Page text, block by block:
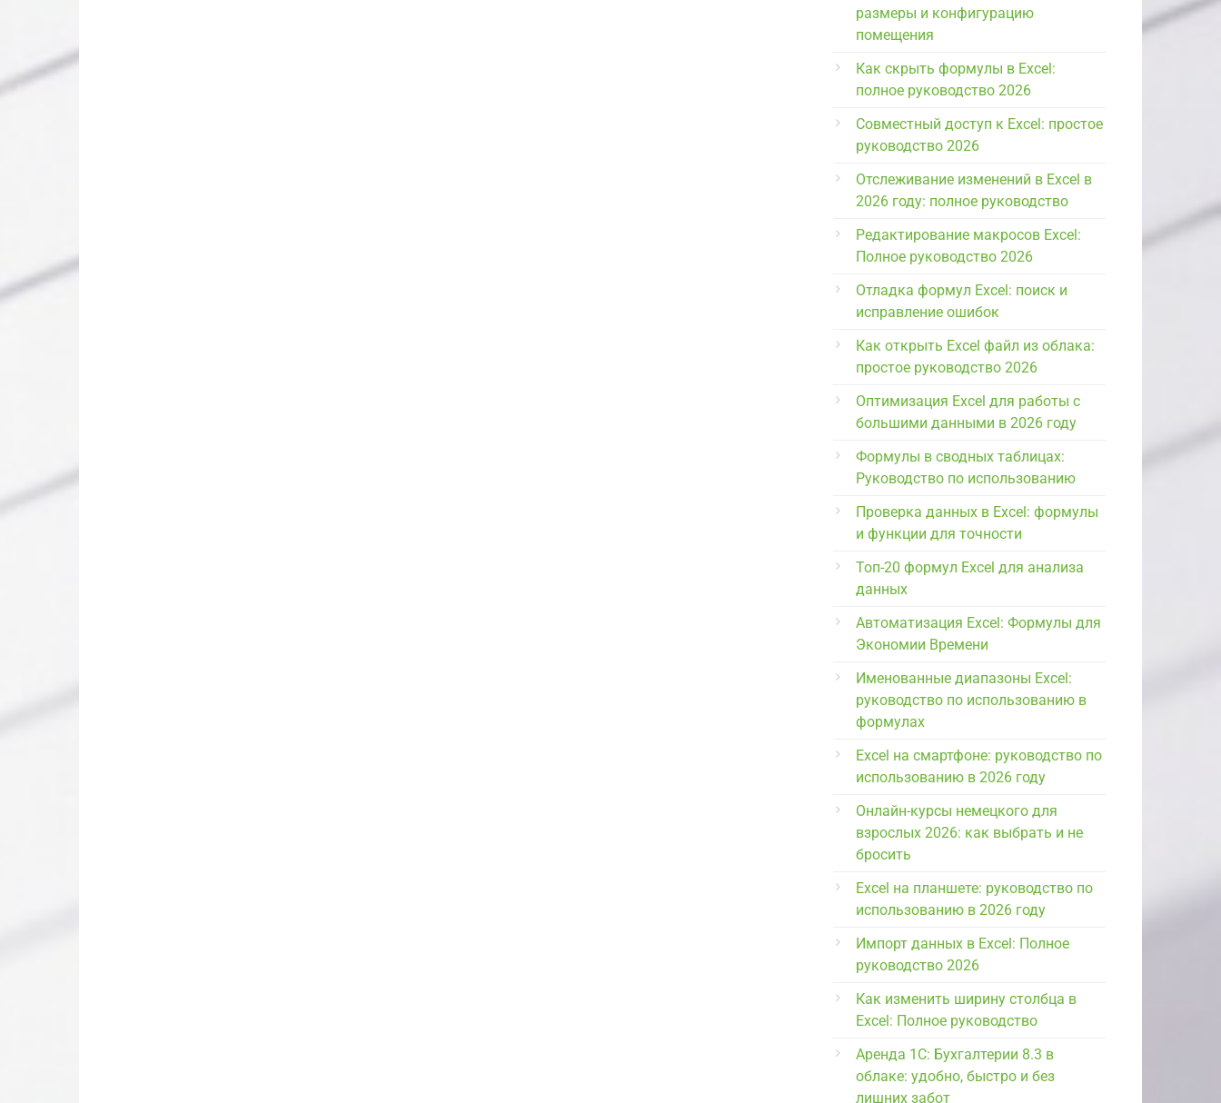
размеры и конфигурацию
помещения
Как скрыть формулы в Excel:
полное руководство 2026
Совместный доступ к Excel: простое
руководство 2026
Отслеживание изменений в Excel в
2026 году: полное руководство
Редактирование макросов Excel:
Полное руководство 2026
Отладка формул Excel: поиск и
исправление ошибок
Как открыть Excel файл из облака:
простое руководство 2026
Оптимизация Excel для работы с
большими данными в 2026 году
Формулы в сводных таблицах:
Руководство по использованию
Проверка данных в Excel: формулы
и функции для точности
Топ-20 формул Excel для анализа
данных
Автоматизация Excel: Формулы для
Экономии Времени
Именованные диапазоны Excel:
руководство по использованию в
формулах
Excel на смартфоне: руководство по
использованию в 2026 году
Онлайн-курсы немецкого для
взрослых 2026: как выбрать и не
бросить
Excel на планшете: руководство по
использованию в 2026 году
Импорт данных в Excel: Полное
руководство 2026
Как изменить ширину столбца в
Excel: Полное руководство
Аренда 1С: Бухгалтерии 8.3 в
облаке: удобно, быстро и без
лишних забот